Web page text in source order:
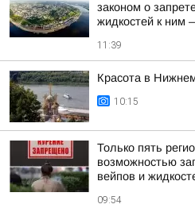
законом о
жидкостей к ним
11:39
Красота в
10:15
Только пять
возможностью
вейпов и
09:54